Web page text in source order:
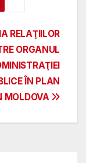
RELAŢIILOR
ORGANUL
ÎN PLAN
MOLDOVA